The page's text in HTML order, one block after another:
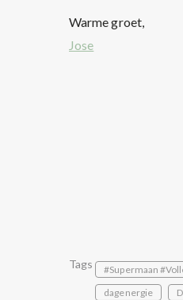
Warme groet,
Jose
Tags #Supermaan
dagenergie